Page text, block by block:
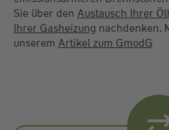
Sie über den Austausch Ihrer
Ihrer Gasheizung nachdenken.
unserem Artikel zum GmodG